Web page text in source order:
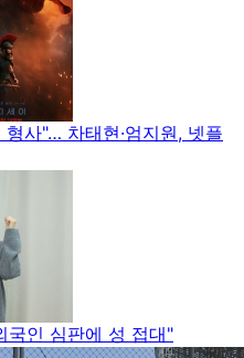
사"… 차태현·엄지원, 넷플
국인 심판에 성 접대"